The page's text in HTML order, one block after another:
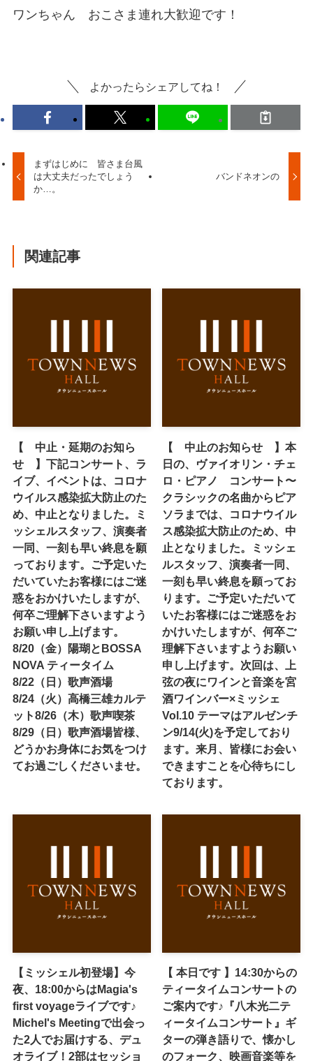
ワンちゃん おこさま連れ大歓迎です！
よかったらシェアしてね！
まずはじめに 皆さま台風
は大丈夫だったでしょう
か…。
バンドネオンの
関連記事
【 中止・延期のお知ら
せ 】下記コンサート、ラ
イブ、イベントは、コロナ
ウイルス感染拡大防止のた
め、中止となりました。ミ
ッシェルスタッフ、演奏者
一同、一刻も早い終息を願
っております。ご予定いた
だいていたお客様にはご迷
惑をおかけいたしますが、
何卒ご理解下さいますよう
お願い申し上げます。
8/20（金）陽瑚とBOSSA
NOVA ティータイム
8/22（日）歌声酒場
8/24（火）高橋三雄カルテ
ット8/26（木）歌声喫茶
8/29（日）歌声酒場皆様、
どうかお身体にお気をつけ
てお過ごしくださいませ。
【 中止のお知らせ 】本
日の、ヴァイオリン・チェ
ロ・ピアノ コンサート〜
クラシックの名曲からピア
ソラまでは、コロナウイル
ス感染拡大防止のため、中
止となりました。ミッシェ
ルスタッフ、演奏者一同、
一刻も早い終息を願ってお
ります。ご予定いただいて
いたお客様にはご迷惑をお
かけいたしますが、何卒ご
理解下さいますようお願い
申し上げます。次回は、上
弦の夜にワインと音楽を宮
酒ワインバー×ミッシェ
Vol.10 テーマはアルゼンチ
ン9/14(火)を予定しており
ます。来月、皆様にお会い
できますことを心待ちにし
ております。
【ミッシェル初登場】今
夜、18:00からはMagia's
first voyageライブです♪
Michel's Meetingで出会っ
た2人でお届けする、デュ
オライブ！2部はセッショ
【 本日です 】14:30からの
ティータイムコンサートの
ご案内です♪『八木光二テ
ィータイムコンサート』ギ
ターの弾き語りで、懐かし
のフォーク、映画音楽等を